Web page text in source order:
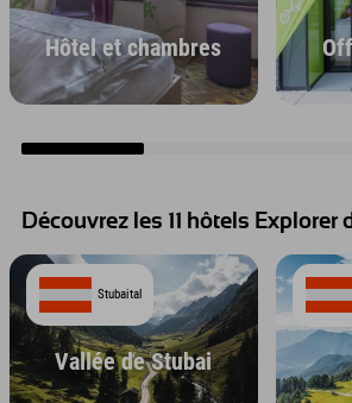
Hôtel et chambres
Découvrez les 11 hôtels Explorer
Stubaital
Vallée de Stubai